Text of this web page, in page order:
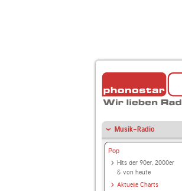
Musik-Radio
Pop
Hits der 90er, 2000er
& von heute
Aktuelle Charts